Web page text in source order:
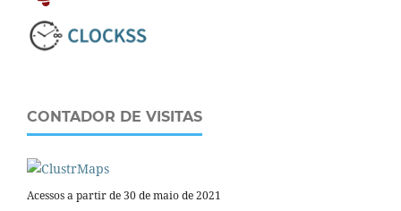
CONTADOR DE VISITAS
Acessos a partir de 30 de maio de 2021